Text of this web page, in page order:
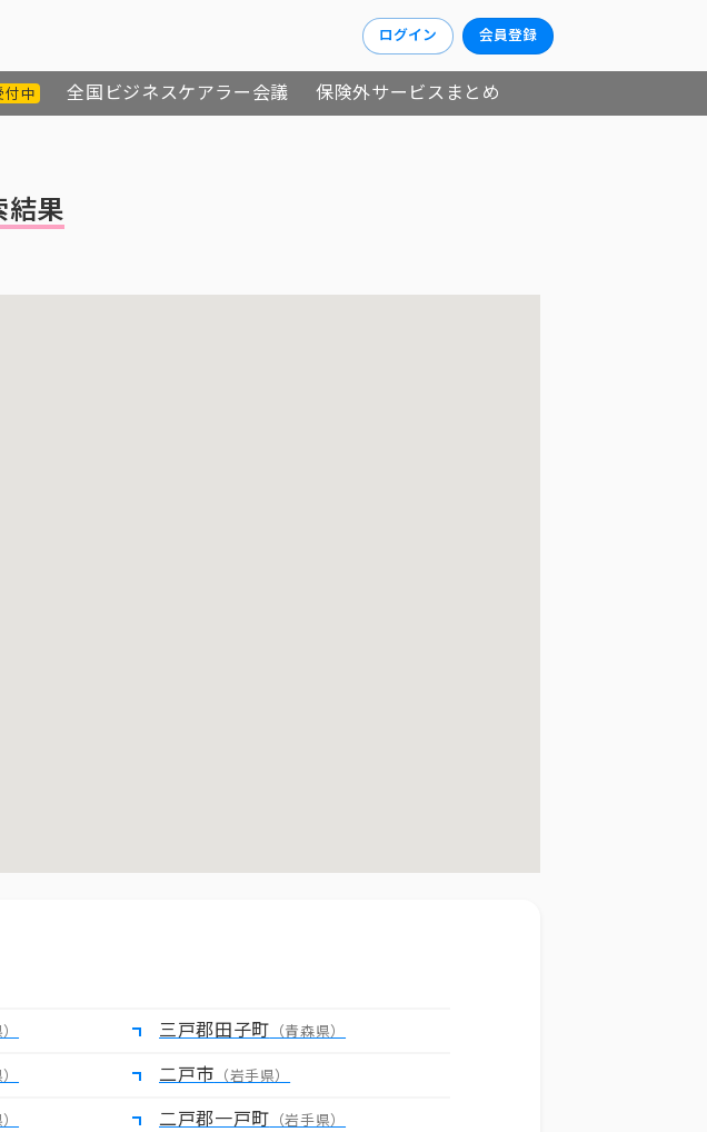
ログイン 会員登録
付中 全国ビジネスケアラー会議 保険外サービスまとめ
結果
三戸郡田子町 （青森県）
二戸市 （岩手県）
二戸郡一戸町 （岩手県）